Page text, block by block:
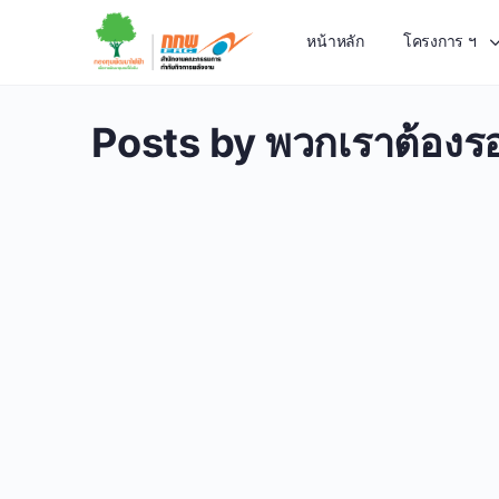
หน้าหลัก โครงการ ฯ
Posts by พวกเราต้อง